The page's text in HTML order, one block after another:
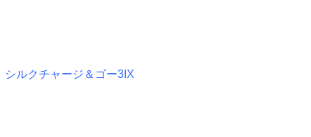
シルクチャージ＆ゴー3IX